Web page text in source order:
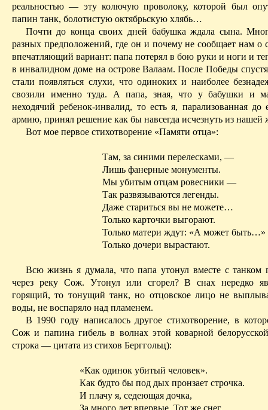
реальностью — эту колючую проволоку, которой был
папин танк, болотистую октябрьскую хлябь…
Почти до конца своих дней бабушка ждала сына.
разных предположений, где он и почему не сообщает нам о
впечатляющий вариант: папа потерял в бою руки и ноги и
в инвалидном доме на острове Валаам. После Победы спустя
стали появляться слухи, что одиноких и наиболее
свозили именно туда. А папа, зная, что у бабушки и
неходячий ребенок-инвалид, то есть я, парализованная до
армию, принял решение как бы навсегда исчезнуть из нашей
Вот мое первое стихотворение «Памяти отца»:
Там, за синими перелесками, —
Лишь фанерные монументы.
Мы убитым отцам ровесники —
Так развязываются легенды.
Даже стариться вы не можете…
Только карточки выгорают.
Только матери ждут: «А может быть…»
Только дочери вырастают.
Всю жизнь я думала, что папа утонул вместе с танком
через реку Сож. Утонул или сгорел?В снах нередко
горящий, то тонущий танк, но отцовское лицо не
воды, не воспаряло над пламенем.
В 1990 году написалось другое стихотворение, в
Сож и папина гибель в волнах этой коварной
строка — цитата из стихов Берггольц):
«Как одинок убитый человек».
Как будто бы под дых пронзает строчка.
И плачу я, седеющая дочка,
За много лет впервые. Тот же снег.